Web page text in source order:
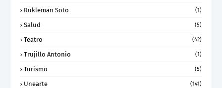
Rukleman Soto (1)
Salud (5)
Teatro (42)
Trujillo Antonio (1)
Turismo (5)
Unearte (141)